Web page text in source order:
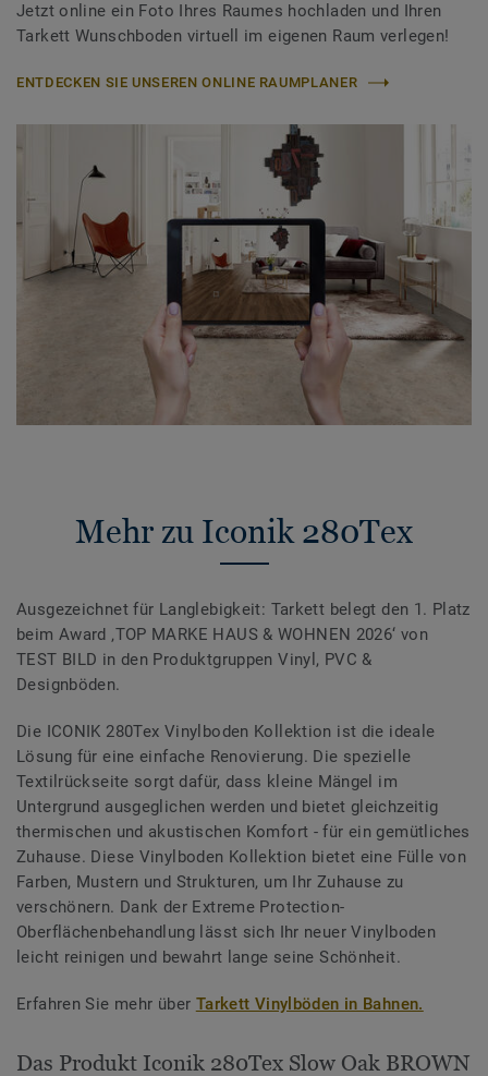
Jetzt online ein Foto Ihres Raumes hochladen und Ihren
Tarkett Wunschboden virtuell im eigenen Raum verlegen!
ENTDECKEN SIE UNSEREN ONLINE RAUMPLANER
Mehr zu Iconik 280Tex
Ausgezeichnet für Langlebigkeit: Tarkett belegt den 1. Platz
beim Award ‚TOP MARKE HAUS & WOHNEN 2026‘ von
TEST BILD in den Produktgruppen Vinyl, PVC &
Designböden.
Die ICONIK 280Tex Vinylboden Kollektion ist die ideale
Lösung für eine einfache Renovierung. Die spezielle
Textilrückseite sorgt dafür, dass kleine Mängel im
Untergrund ausgeglichen werden und bietet gleichzeitig
thermischen und akustischen Komfort - für ein gemütliches
Zuhause. Diese Vinylboden Kollektion bietet eine Fülle von
Farben, Mustern und Strukturen, um Ihr Zuhause zu
verschönern. Dank der Extreme Protection-
Oberflächenbehandlung lässt sich Ihr neuer Vinylboden
leicht reinigen und bewahrt lange seine Schönheit.
Erfahren Sie mehr über Tarkett Vinylböden in Bahnen.
Das Produkt Iconik 280Tex Slow Oak BROWN